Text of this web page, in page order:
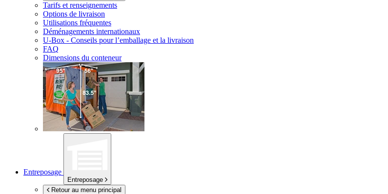
Tarifs et renseignements
Options de livraison
Utilisations fréquentes
Déménagements internationaux
U-Box - Conseils pour l’emballage et la livraison
FAQ
Dimensions du conteneur
Entreposage
Entreposage
Retour au menu principal